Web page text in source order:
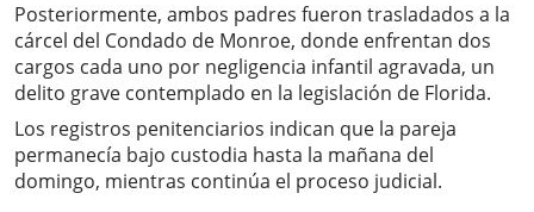
Posteriormente, ambos padres fueron trasladados a la
cárcel del Condado de Monroe, donde enfrentan dos
cargos cada uno por negligencia infantil agravada, un
delito grave contemplado en la legislación de Florida.
Los registros penitenciarios indican que la pareja
permanecía bajo custodia hasta la mañana del
domingo, mientras continúa el proceso judicial.